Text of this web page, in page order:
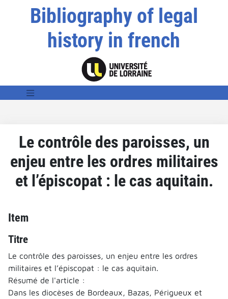
Bibliography of legal
history in french
Le contrôle des paroisses, un
enjeu entre les ordres militaires
et l’épiscopat : le cas aquitain.
Item
Titre
Le contrôle des paroisses, un enjeu entre les ordres
militaires et l’épiscopat : le cas aquitain.
Résumé de l'article :
Dans les diocèses de Bordeaux, Bazas, Périgueux et